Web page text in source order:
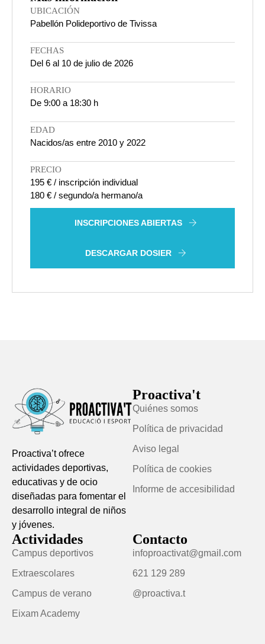
UBICACIÓN
Pabellón Polideportivo de Tivissa
FECHAS
Del 6 al 10 de julio de 2026
HORARIO
De 9:00 a 18:30 h
EDAD
Nacidos/as entre 2010 y 2022
PRECIO
195 € / inscripción individual
180 € / segundo/a hermano/a
INSCRIPCIONES ABIERTAS
DESCARGAR DOSIER
Proactiva’t ofrece
actividades deportivas,
educativas y de ocio
diseñadas para fomentar el
desarrollo integral de niños
y jóvenes.
Proactiva't
Quiénes somos
Política de privacidad
Aviso legal
Política de cookies
Informe de accesibilidad
Actividades
Campus deportivos
Extraescolares
Campus de verano
Eixam Academy
Contacto
infoproactivat@gmail.com
621 129 289
@proactiva.t